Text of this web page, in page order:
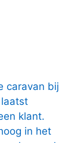
caravan bij
klant.
in het